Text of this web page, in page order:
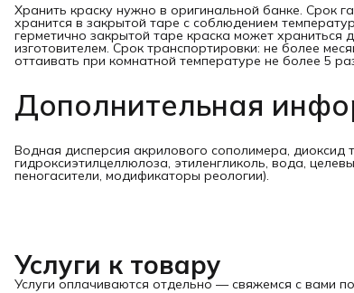
Хранить краску нужно в оригинальной банке. Срок
хранится в закрытой таре с соблюдением
герметично закрытой таре краска может храниться
изготовителем. Срок транспортировки: не более
оттаивать при комнатной температуре не более 5
Дополнительная
Водная дисперсия акрилового сополимера, диоксид
гидроксиэтилцеллюлоза, этиленгликоль, вода,
пеногасители, модификаторы реологии).
Услуги к товару
Услуги оплачиваются отдельно — свяжемся с вами